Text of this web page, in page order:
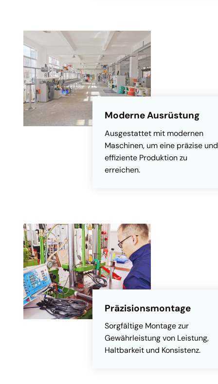
Moderne Ausrüstung
Ausgestattet mit modernen
Maschinen, um eine präzise und
effiziente Produktion zu
erreichen.
Präzisionsmontage
Sorgfältige Montage zur
Gewährleistung von Leistung,
Haltbarkeit und Konsistenz.